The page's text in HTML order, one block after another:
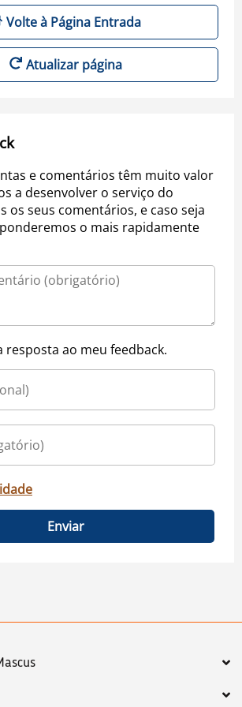
Volte à Página Entrada
Atualizar página
e comentários têm muito valor
a desenvolver o serviço do
os seus comentários, e caso seja
o mais rapidamente
resposta ao meu feedback.
Enviar